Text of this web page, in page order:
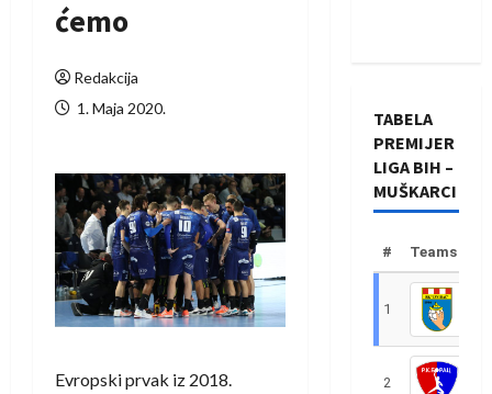
ćemo
Redakcija
1. Maja 2020.
Evropski prvak iz 2018.
TABELA
PREMIJER
LIGA BIH –
MUŠKARCI
# Teams
1
2